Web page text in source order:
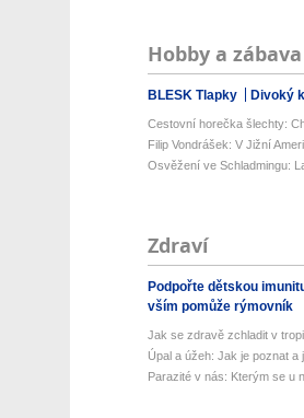
Hobby a zábava
BLESK Tlapky Divoký
Cestovní horečka šlechty:
Filip Vondrášek: V Jižní
Osvěžení ve Schladmingu:
Zdraví
Podpořte dětskou
vším pomůže rýmovník
Jak se zdravě zchladit v
Úpal a úžeh: Jak je poznat
Parazité v nás: Kterým se u